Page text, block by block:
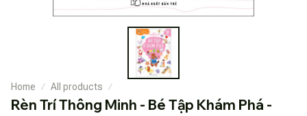
Home All products
Rèn Trí Thông Minh - Bé Tập Khám Phá -